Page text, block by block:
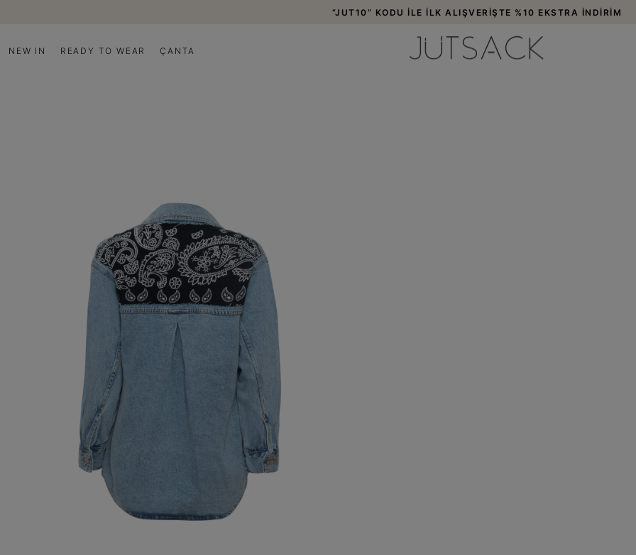
3000 TL VE ÜZERİ ALIŞVERİŞLERDE ÜCRETSİZ KARGO!
NEW IN READY TO WEAR ÇANTA